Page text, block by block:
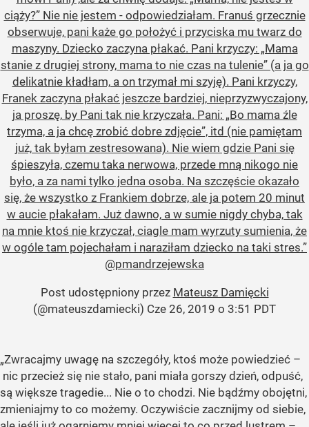
ciąży?” Nie nie jestem - odpowiedziałam. Franuś grzecznie
obserwuje, pani każe go położyć i przyciska mu twarz do
maszyny. Dziecko zaczyna płakać. Pani krzyczy: „Mama
stanie z drugiej strony, mama to nie czas na tulenie” (a ja go
delikatnie kładłam, a on trzymał mi szyję). Pani krzyczy,
Franek zaczyna płakać jeszcze bardziej, nieprzyzwyczajony,
ja proszę, by Pani tak nie krzyczała. Pani: „Bo mama źle
trzyma, a ja chcę zrobić dobre zdjęcie”, itd (nie pamiętam
już, tak byłam zestresowana). Nie wiem gdzie Pani się
śpieszyła, czemu taka nerwowa, przede mną nikogo nie
było, a za nami tylko jedna osoba. Na szczęście okazało
się, że wszystko z Frankiem dobrze, ale ja potem 20 minut
w aucie płakałam. Już dawno, a w sumie nigdy chyba, tak
na mnie ktoś nie krzyczał, ciagle mam wyrzuty sumienia, że
w ogóle tam pojechałam i naraziłam dziecko na taki stres.”
@pmandrzejewska
Post udostępniony przez Mateusz Damięcki
(@mateuszdamiecki) Cze 26, 2019 o 3:51 PDT
„Zwracajmy uwagę na szczegóły, ktoś może powiedzieć –
nic przecież się nie stało, pani miała gorszy dzień, odpuść,
są większe tragedie... Nie o to chodzi. Nie bądźmy obojętni,
zmieniajmy to co możemy. Oczywiście zacznijmy od siebie,